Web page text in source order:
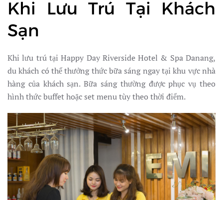
Khi Lưu Trú Tại Khách
Sạn
Khi lưu trú tại Happy Day Riverside Hotel & Spa Danang,
du khách có thể thưởng thức bữa sáng ngay tại khu vực nhà
hàng của khách sạn. Bữa sáng thường được phục vụ theo
hình thức buffet hoặc set menu tùy theo thời điểm.